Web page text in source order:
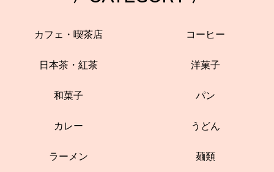
カフェ・喫茶店 コーヒー
日本茶・紅茶 洋菓子
和菓子 パン
カレー うどん
ラーメン 麺類